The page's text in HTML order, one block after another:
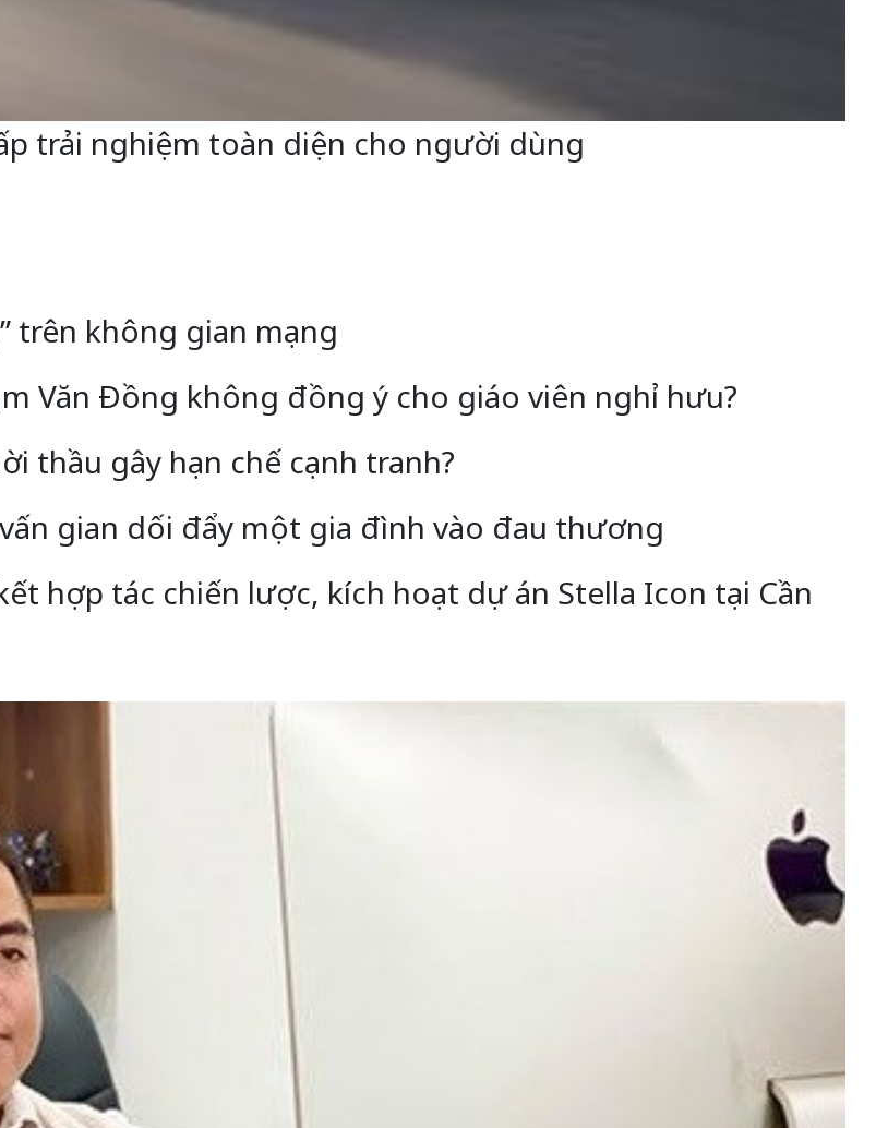
trải nghiệm toàn diện cho người dùng
trên không gian mạng
Văn Đồng không đồng ý cho giáo viên nghỉ hưu?
thầu gây hạn chế cạnh tranh?
gian dối đẩy một gia đình vào đau thương
hợp tác chiến lược, kích hoạt dự án Stella Icon tại Cần